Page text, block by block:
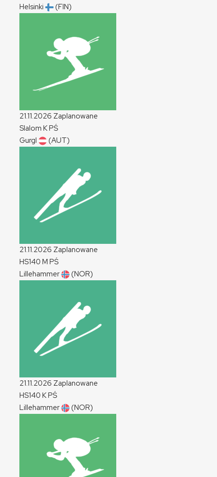
Helsinki
(FIN)
21.11.2026 Zaplanowane
Slalom KPŚ
Gurgl
(AUT)
21.11.2026 Zaplanowane
HS140 M PŚ
Lillehammer
(NOR)
21.11.2026 Zaplanowane
HS140 KPŚ
Lillehammer
(NOR)